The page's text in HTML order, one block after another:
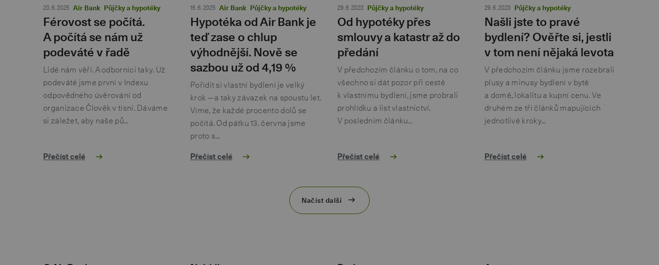
20. 6. 2025 Air Bank Půjčky a hypotéky
Férovost se počítá.
A počítá se nám už
podeváté v řadě
Lidé nám věří. A odborníci taky. Už
podeváté jsme první v Indexu
odpovědného úvěrování od
organizace Člověk v tísni. Dáváme
si záležet, aby naše pů…
Přečíst celé
16. 6. 2025 Air Bank Půjčky a hypotéky
Hypotéka od Air Bank je
teď zase o chlup
výhodnější. Nově se
sazbou už od 4,19 %
Pořídit si vlastní bydlení je velký
krok — a taky závazek na spoustu let.
Víme, že každé procento dolů se
počítá. Od pátku 13. června jsme
proto s…
Přečíst celé
29. 6. 2023 Půjčky a hypotéky
Od hypotéky přes
smlouvy a katastr až do
předání
V předchozím článku o tom, na co
všechno si dát pozor při cestě
k vlastnímu bydlení, jsme probrali
prohlídku a list vlastnictví.
V posledním článku…
Přečíst celé
29. 6. 2023 Půjčky a hypotéky
Našli jste to pravé
bydlení? Ověřte si, jestli
v tom není nějaká levota
V předchozím článku jsme rozebrali
plusy a minusy bydlení v bytě
a domě, lokalitu a kupní cenu. Ve
druhém ze tří článků mapujících
jednotlivé kroky…
Přečíst celé
Načíst další